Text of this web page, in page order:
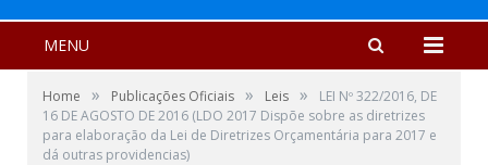
MENU
Home » Publicações Oficiais » Leis »
LEI Nº 322/2016, DE
16 DE AGOSTO DE 2016 (LDO 2017 Dispõe sobre as diretrizes
para elaboração da Lei de Diretrizes Orçamentária para 2017 e
dá outras providencias)